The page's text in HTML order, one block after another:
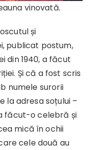
vinovată.
și
publicat postum,
din 1940, a făcut
Și că a fost scris
numele surorii
la adresa soțului –
făcut-o celebră și
mică în ochii
cele două au